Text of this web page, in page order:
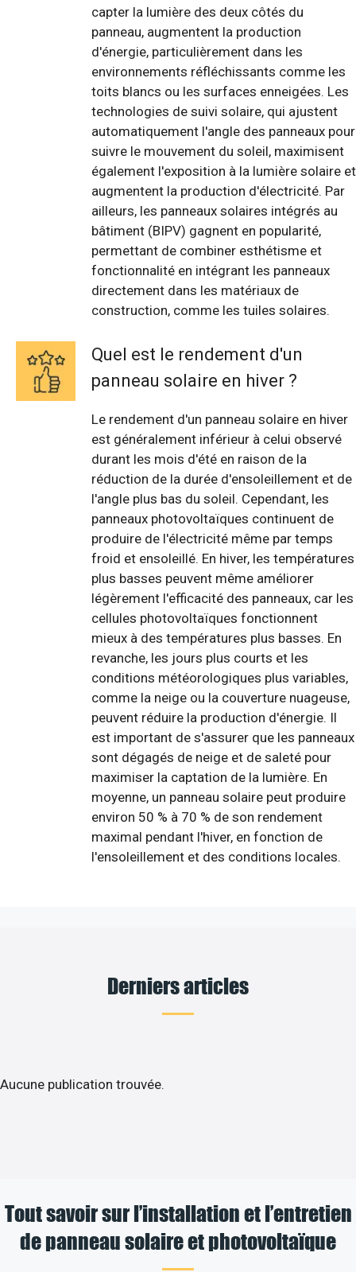
capter la lumière des deux côtés du
panneau, augmentent la production
d'énergie, particulièrement dans les
environnements réfléchissants comme les
toits blancs ou les surfaces enneigées. Les
technologies de suivi solaire, qui ajustent
automatiquement l'angle des panneaux pour
suivre le mouvement du soleil, maximisent
également l'exposition à la lumière solaire et
augmentent la production d'électricité. Par
ailleurs, les panneaux solaires intégrés au
bâtiment (BIPV) gagnent en popularité,
permettant de combiner esthétisme et
fonctionnalité en intégrant les panneaux
directement dans les matériaux de
construction, comme les tuiles solaires.
Quel est le rendement d'un
panneau solaire en hiver ?
Le rendement d'un panneau solaire en hiver
est généralement inférieur à celui observé
durant les mois d'été en raison de la
réduction de la durée d'ensoleillement et de
l'angle plus bas du soleil. Cependant, les
panneaux photovoltaïques continuent de
produire de l'électricité même par temps
froid et ensoleillé. En hiver, les températures
plus basses peuvent même améliorer
légèrement l'efficacité des panneaux, car les
cellules photovoltaïques fonctionnent
mieux à des températures plus basses. En
revanche, les jours plus courts et les
conditions météorologiques plus variables,
comme la neige ou la couverture nuageuse,
peuvent réduire la production d'énergie. Il
est important de s'assurer que les panneaux
sont dégagés de neige et de saleté pour
maximiser la captation de la lumière. En
moyenne, un panneau solaire peut produire
environ 50 % à 70 % de son rendement
maximal pendant l'hiver, en fonction de
l'ensoleillement et des conditions locales.
Derniers articles
Aucune publication trouvée.
Tout savoir sur l’installation et l’entretien
de panneau solaire et photovoltaïque